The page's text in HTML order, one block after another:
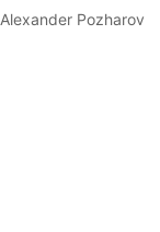
Alexander Pozharov